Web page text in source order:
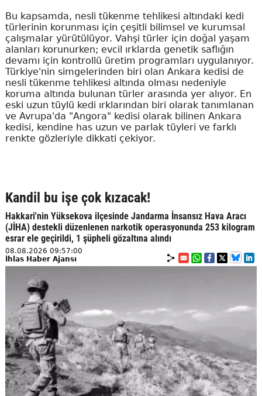
Bu kapsamda, nesli tükenme tehlikesi altındaki kedi
türlerinin korunması için çeşitli bilimsel ve kurumsal
çalışmalar yürütülüyor. Vahşi türler için doğal yaşam
alanları korunurken; evcil ırklarda genetik saflığın
devamı için kontrollü üretim programları uygulanıyor.
Türkiye'nin simgelerinden biri olan Ankara kedisi de
nesli tükenme tehlikesi altında olması nedeniyle
koruma altında bulunan türler arasında yer alıyor. En
eski uzun tüylü kedi ırklarından biri olarak tanımlanan
ve Avrupa'da "Angora" kedisi olarak bilinen Ankara
kedisi, kendine has uzun ve parlak tüyleri ve farklı
renkte gözleriyle dikkati çekiyor.
Kandil bu işe çok kızacak!
Hakkari'nin Yüksekova ilçesinde Jandarma İnsansız Hava Aracı
(JİHA) destekli düzenlenen narkotik operasyonunda 253 kilogram
esrar ele geçirildi, 1 şüpheli gözaltına alındı
08.08.2026 09:57:00
İhlas Haber Ajansı